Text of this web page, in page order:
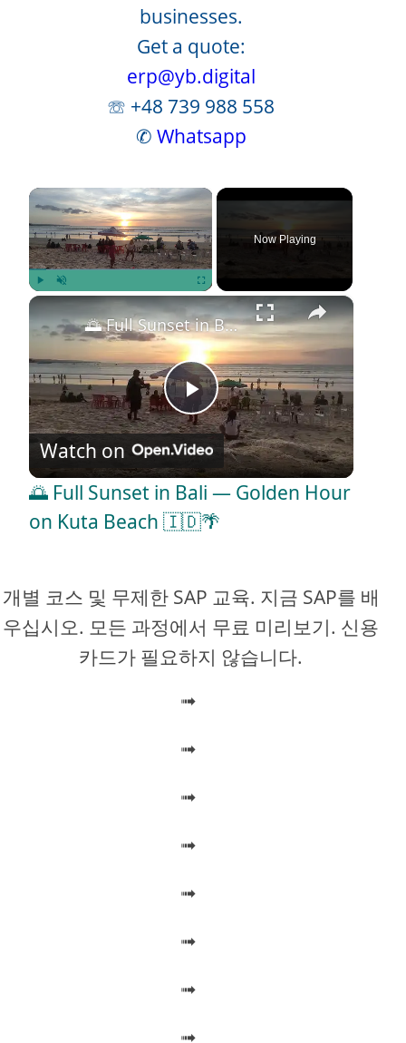
businesses.
Get a quote:
erp@yb.digital
☏ +48 739 988 558
✆ Whatsapp
×
Play Unmute Fullscreen
Now Playing
×
P
l
a
V
d
e
o
🌅 Full Sunset in Bali — Golden Hour on Kuta Beach 🇮🇩🌴
Watch on
🌅 Full Sunset in Bali — Golden Hour
on Kuta Beach 🇮🇩🌴
개별 코스 및 무제한 SAP 교육. 지금 SAP를 배
우십시오. 모든 과정에서 무료 미리보기. 신용
카드가 필요하지 않습니다.
➟
➟
➟
➟
➟
➟
➟
➟